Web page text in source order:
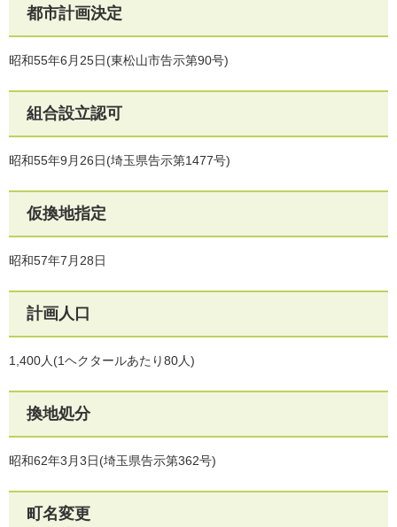
都市計画決定
昭和55年6月25日(東松山市告示第90号)
組合設立認可
昭和55年9月26日(埼玉県告示第1477号)
仮換地指定
昭和57年7月28日
計画人口
1,400人(1ヘクタールあたり80人)
換地処分
昭和62年3月3日(埼玉県告示第362号)
町名変更